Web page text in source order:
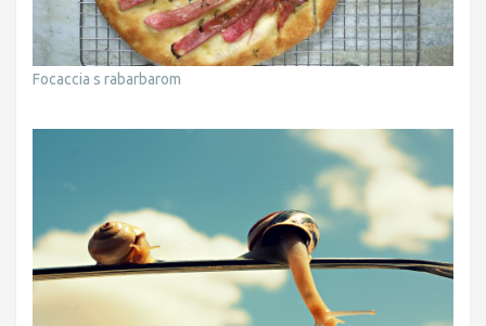
Focaccia s rabarbarom